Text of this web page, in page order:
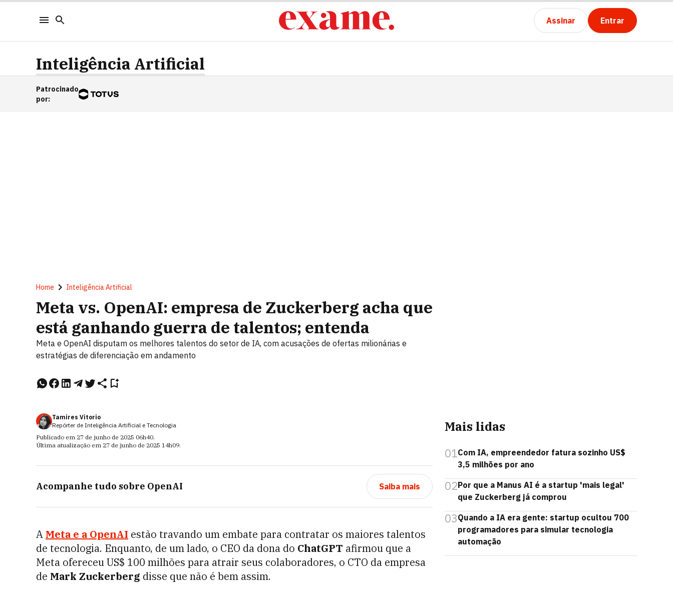
Assinar Entrar
Inteligência Artificial
Patrocinado
por:
Home Inteligência Artificial
Meta vs. OpenAI: empresa de Zuckerberg acha que
está ganhando guerra de talentos; entenda
Meta e OpenAI disputam os melhores talentos do setor de IA, com acusações de ofertas milionárias e
estratégias de diferenciação em andamento
Tamires Vitorio
Repórter de Inteligência Artificial e Tecnologia
Publicado em 27 de junho de 2025 06h40.
Última atualização em 27 de junho de 2025 14h09.
Acompanhe tudo sobre OpenAI Saiba mais
A Meta e a OpenAI estão travando um embate para contratar os maiores talentos
de tecnologia. Enquanto, de um lado, o CEO da dona do ChatGPT afirmou que a
Meta ofereceu US$ 100 milhões para atrair seus colaboradores, o CTO da empresa
de Mark Zuckerberg disse que não é bem assim.
Mais lidas
01Com IA, empreendedor fatura sozinho US$
3,5 milhões por ano
02Por que a Manus AI é a startup 'mais legal'
que Zuckerberg já comprou
03Quando a IA era gente: startup ocultou 700
programadores para simular tecnologia
automação